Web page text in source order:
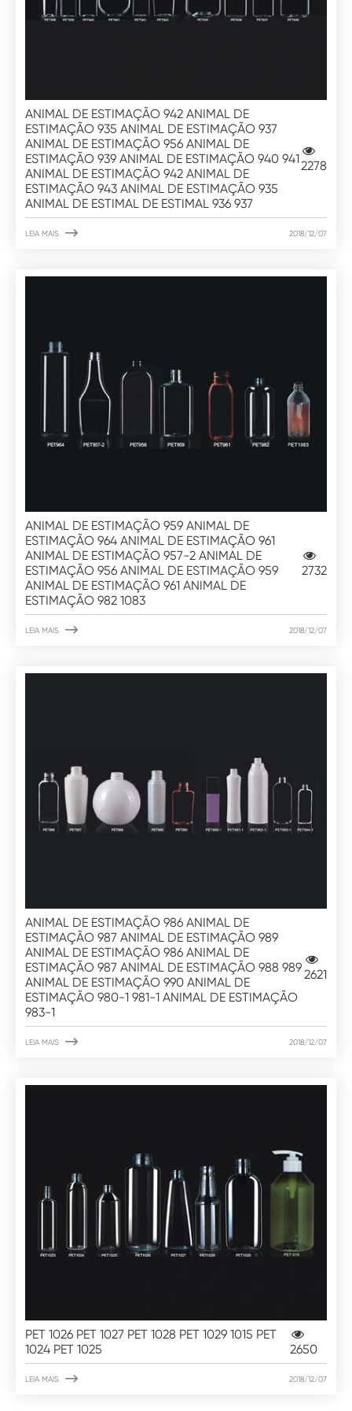
ANIMAL DE ESTIMAÇÃO 942 ANIMAL DE
ESTIMAÇÃO 935 ANIMAL DE ESTIMAÇÃO 937
ANIMAL DE ESTIMAÇÃO 956 ANIMAL DE
ESTIMAÇÃO 939 ANIMAL DE ESTIMAÇÃO 940 941
ANIMAL DE ESTIMAÇÃO 942 ANIMAL DE
ESTIMAÇÃO 943 ANIMAL DE ESTIMAÇÃO 935
ANIMAL DE ESTIMAL DE ESTIMAL 936 937
2278
LEIA MAIS  2018/12/07
ANIMAL DE ESTIMAÇÃO 959 ANIMAL DE
ESTIMAÇÃO 964 ANIMAL DE ESTIMAÇÃO 961
ANIMAL DE ESTIMAÇÃO 957-2 ANIMAL DE
ESTIMAÇÃO 956 ANIMAL DE ESTIMAÇÃO 959
ANIMAL DE ESTIMAÇÃO 961 ANIMAL DE
ESTIMAÇÃO 982 1083
2732
LEIA MAIS  2018/12/07
ANIMAL DE ESTIMAÇÃO 986 ANIMAL DE
ESTIMAÇÃO 987 ANIMAL DE ESTIMAÇÃO 989
ANIMAL DE ESTIMAÇÃO 986 ANIMAL DE
ESTIMAÇÃO 987 ANIMAL DE ESTIMAÇÃO 988 989
ANIMAL DE ESTIMAÇÃO 990 ANIMAL DE
ESTIMAÇÃO 980-1 981-1 ANIMAL DE ESTIMAÇÃO
983-1
2621
LEIA MAIS  2018/12/07
PET 1026 PET 1027 PET 1028 PET 1029 1015 PET
1024 PET 1025
2650
LEIA MAIS  2018/12/07